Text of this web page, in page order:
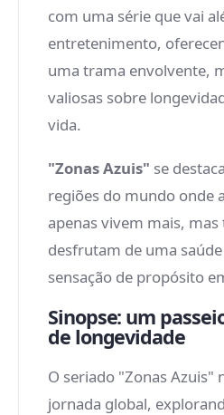
com uma série que vai
entretenimento,
uma trama envolvente,
valiosas sobre
vida.
"Zonas Azuis" se
regiões do mundo onde
apenas vivem mais,
desfrutam de uma
sensação de propósito
Sinopse: um
de longevidade
O seriado "Zonas Azuis"
jornada global,